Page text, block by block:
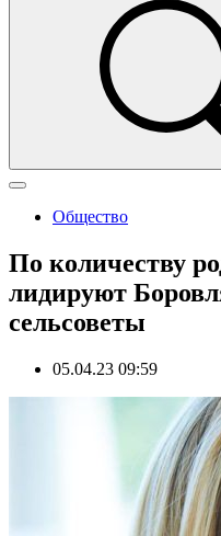
Общество
По количеству
лидируют
сельсоветы
05.04.23 09:59